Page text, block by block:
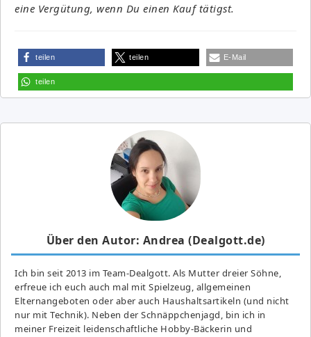
eine Vergütung, wenn Du einen Kauf tätigst.
teilen teilen E-Mail
teilen
Über den Autor: Andrea (Dealgott.de)
Ich bin seit 2013 im Team-Dealgott. Als Mutter dreier Söhne,
erfreue ich euch auch mal mit Spielzeug, allgemeinen
Elternangeboten oder aber auch Haushaltsartikeln (und nicht
nur mit Technik). Neben der Schnäppchenjagd, bin ich in
meiner Freizeit leidenschaftliche Hobby-Bäckerin und